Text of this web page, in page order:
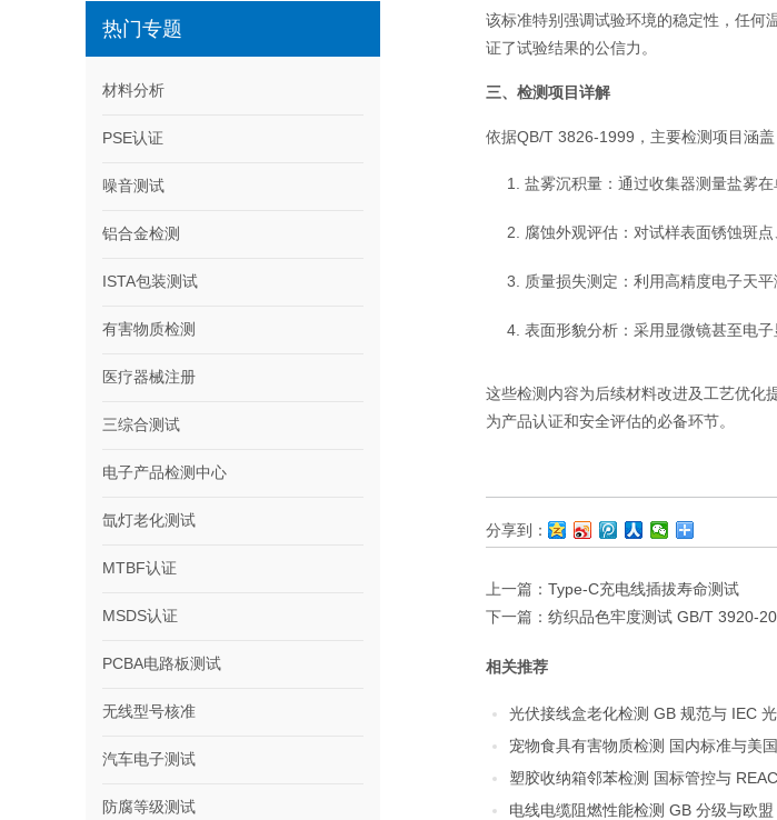
热门专题
材料分析
PSE认证
噪音测试
铝合金检测
ISTA包装测试
有害物质检测
医疗器械注册
三综合测试
电子产品检测中心
氙灯老化测试
MTBF认证
MSDS认证
PCBA电路板测试
无线型号核准
汽车电子测试
防腐等级测试
该标准特别强调试验环境的稳定性，任何
证了试验结果的公信力。
三、检测项目详解
依据QB/T 3826-1999，主要检测项目涵盖
盐雾沉积量：通过收集器测量盐雾
腐蚀外观评估：对试样表面锈蚀斑
质量损失测定：利用高精度电子天
表面形貌分析：采用显微镜甚至电
这些检测内容为后续材料改进及工艺优化
为产品认证和安全评估的必备环节。
分享到：
上一篇： Type-C充电线插拔寿命测试
下一篇： 纺织品‌色牢度测试 GB/T 3920-
相关推荐
光伏接线盒老化检测 GB 规范与 IEC
宠物食具有害物质检测 国内标准与美
塑胶收纳箱邻苯检测 国标管控与
电线电缆阻燃性能检测 GB 分级与欧